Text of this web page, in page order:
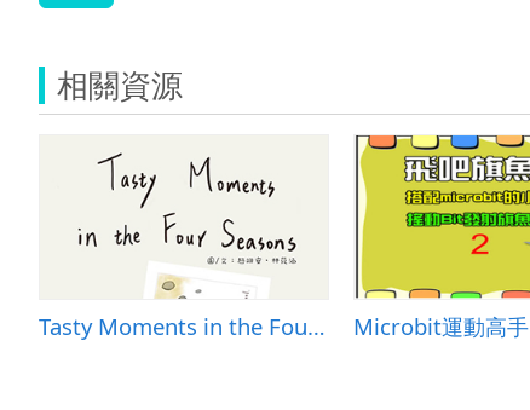
相關資源
Tasty Moments in the Four Seasons Microbit運動高手